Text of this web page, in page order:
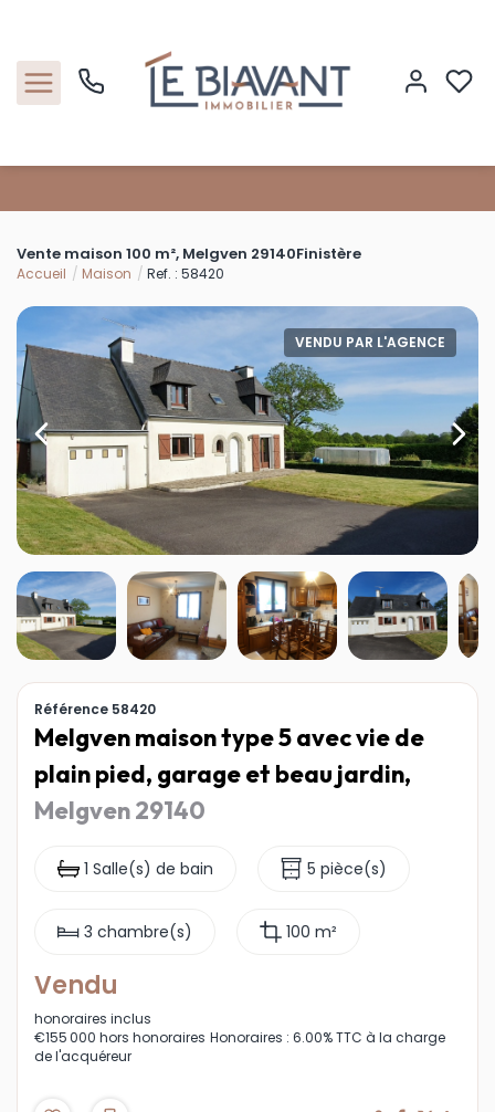
Nos biens
Estimation
Nos agences
Contact
Vente maison 100 m², Melgven 29140Finistère
Accueil Maison Ref. : 58420
VENDU PAR L'AGENCE
Référence 58420
Melgven maison type 5 avec vie de
plain pied, garage et beau jardin,
Melgven 29140
1 Salle(s) de bain 5 pièce(s)
3 chambre(s) 100 m²
Vendu
honoraires inclus
€155 000 hors honoraires Honoraires : 6.00% TTC à la charge
de l'acquéreur